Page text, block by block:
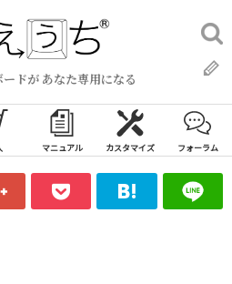
ドが あなた専用になる
検
索:
マニュアル カスタマイズ フォーラム